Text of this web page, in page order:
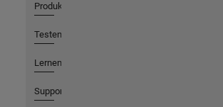
Produkte
Testen oder Kaufen
Lernen
Support